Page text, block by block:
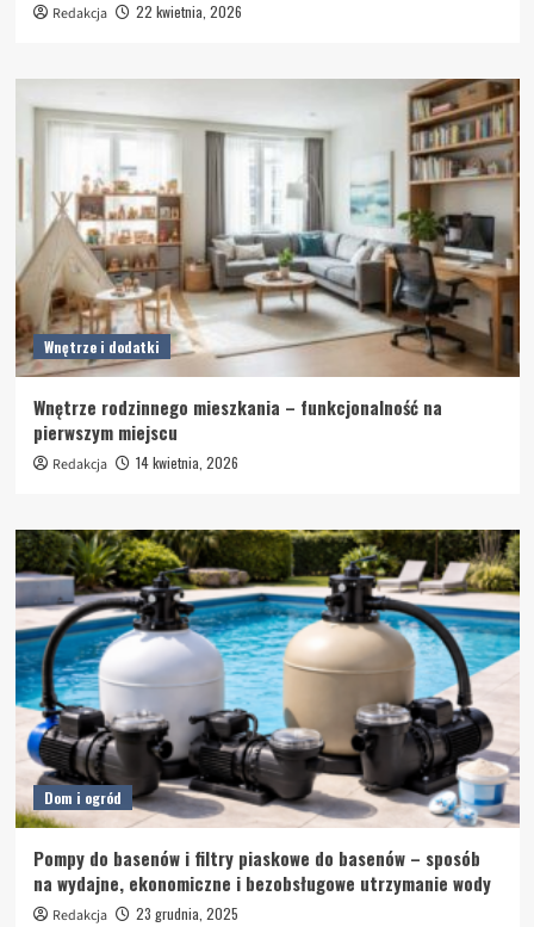
Redakcja 22 kwietnia, 2026
Wnętrze i dodatki
Wnętrze rodzinnego mieszkania – funkcjonalność na
pierwszym miejscu
Redakcja 14 kwietnia, 2026
Dom i ogród
Pompy do basenów i filtry piaskowe do basenów – sposób
na wydajne, ekonomiczne i bezobsługowe utrzymanie wody
Redakcja 23 grudnia, 2025